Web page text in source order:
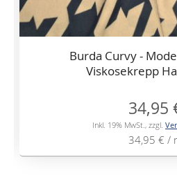
Burda Curvy -
Viskosekrepp
34,95
Inkl. 19% MwSt., zzgl.
34,95 € /